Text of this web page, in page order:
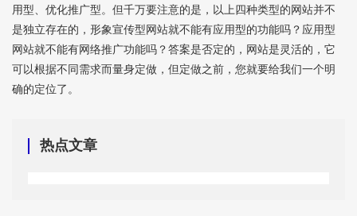
用型、优化推广型。但千万要注意的是，以上四种类型的网站并不
是独立存在的，形象宣传型网站就不能有应用型的功能吗？应用型
网站就不能有网络推广功能吗？答案是否定的，网站是灵活的，它
可以根据不同需求而量身定做，但定做之前，您就要给我们一个明
确的定位了。
热点文章